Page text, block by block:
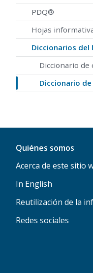
PDQ®
Hojas
Diccionarios del
Diccionario de
Diccionario
Quiénes somos
Acerca de este sitio
In English
Reutilización de la
Redes sociales